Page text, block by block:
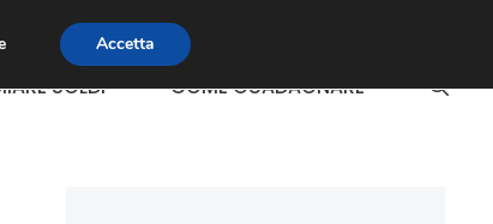
SOLDI COME GUADAGNARE
Accetta